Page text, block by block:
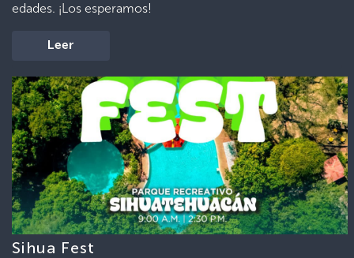
edades. ¡Los esperamos!
Leer
Sihua Fest